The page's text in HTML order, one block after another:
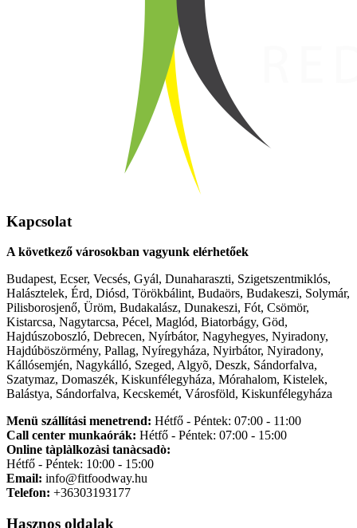
Kapcsolat
A következő városokban vagyunk elérhetőek
Budapest, Ecser, Vecsés, Gyál, Dunaharaszti, Szigetszentmiklós,
Halásztelek, Érd, Diósd, Törökbálint, Budaörs, Budakeszi, Solymár,
Pilisborosjenő, Üröm, Budakalász, Dunakeszi, Fót, Csömör,
Kistarcsa, Nagytarcsa, Pécel, Maglód, Biatorbágy, Göd,
Hajdúszoboszló, Debrecen, Nyírbátor, Nagyhegyes, Nyiradony,
Hajdúböszörmény, Pallag, Nyíregyháza, Nyirbátor, Nyiradony,
Kállósemjén, Nagykálló, Szeged, Algyõ, Deszk, Sándorfalva,
Szatymaz, Domaszék, Kiskunfélegyháza, Mórahalom, Kistelek,
Balástya, Sándorfalva, Kecskemét, Városföld, Kiskunfélegyháza
Menü szállítási menetrend: Hétfő - Péntek: 07:00 - 11:00
Call center munkaórák: Hétfő - Péntek: 07:00 - 15:00
Online tàplàlkozàsi tanàcsadò:
Hétfő - Péntek: 10:00 - 15:00
Email: info@fitfoodway.hu
Telefon: +36303193177
Hasznos oldalak